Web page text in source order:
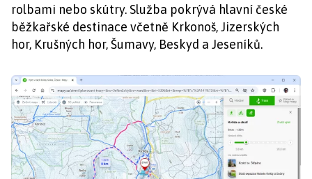
rolbami nebo skútry. Služba pokrývá hlavní české
běžkařské destinace včetně Krkonoš, Jizerských
hor, Krušných hor, Šumavy, Beskyd a Jeseníků.